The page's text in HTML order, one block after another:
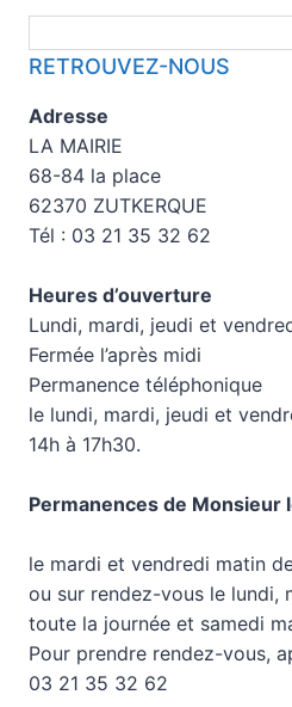
RETROUVEZ-NOUS
Adresse
LA MAIRIE
68-84 la place
62370 ZUTKERQUE
Tél : 03 21 35 32 62
Heures d’ouverture
Lundi, mardi, jeudi et
Fermée l’après midi
Permanence téléphonique
le lundi, mardi, jeudi et
14h à 17h30.
Permanences de Monsieur
le mardi et vendredi matin
ou sur rendez-vous le lundi,
toute la journée et samedi
Pour prendre rendez-vous,
03 21 35 32 62